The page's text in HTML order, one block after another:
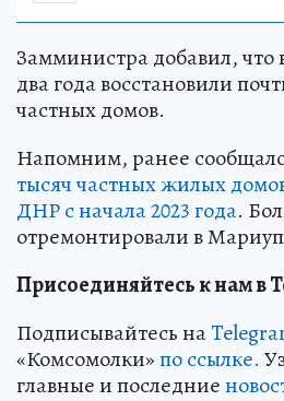
Замминистра добавил, что
два года восстановили
частных домов.
Напомним, ранее
тысяч частных жилых
ДНР с начала 2023 года.
отремонтировали в
Присоединяйтесь к нам в
Подписывайтесь на
«Комсомолки»по ссылке.
главные и последние